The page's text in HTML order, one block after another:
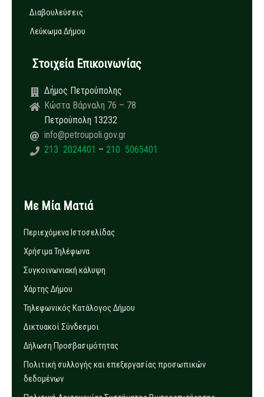
Διαβουλεύσεις
Λεύκωμα Δήμου
Στοιχεία Επικοινωνίας
Δήμος Πετρούπολης
Κώστα Βάρναλη 76 – 78
Πετρούπολη 13232
info@petroupoli.gov.gr
213 2024401 – 210 5065401
Με Μία Ματιά
Περιεχόμενα Ιστοσελίδας
Χρήσιμα Τηλέφωνα
Συγκοινωνιακή κάλυψη
Χάρτης Δήμου
Τηλεφωνικός Κατάλογος Δήμου
Δικτυακοί Σύνδεσμοι
Δήλωση Προσβασιμότητας
Πολιτική συλλογής και επεξεργασίας προσωπικών
δεδομένων